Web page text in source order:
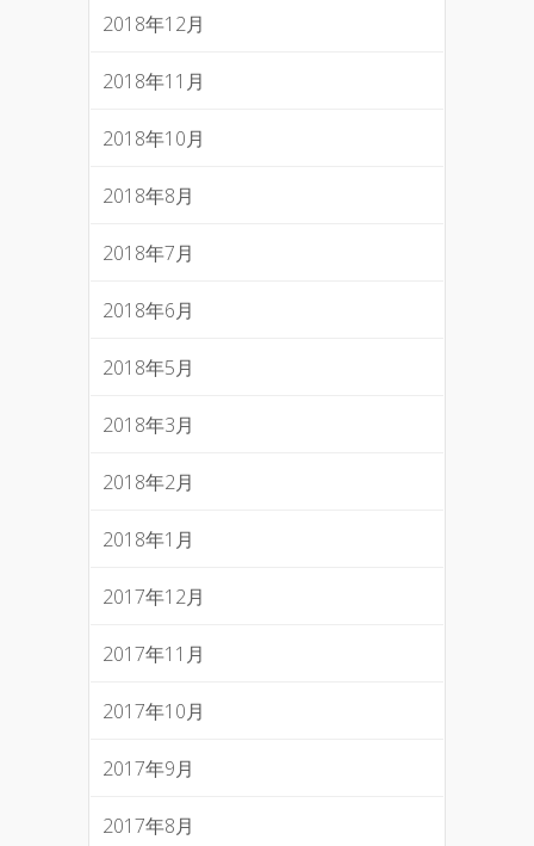
2018年12月
2018年11月
2018年10月
2018年8月
2018年7月
2018年6月
2018年5月
2018年3月
2018年2月
2018年1月
2017年12月
2017年11月
2017年10月
2017年9月
2017年8月